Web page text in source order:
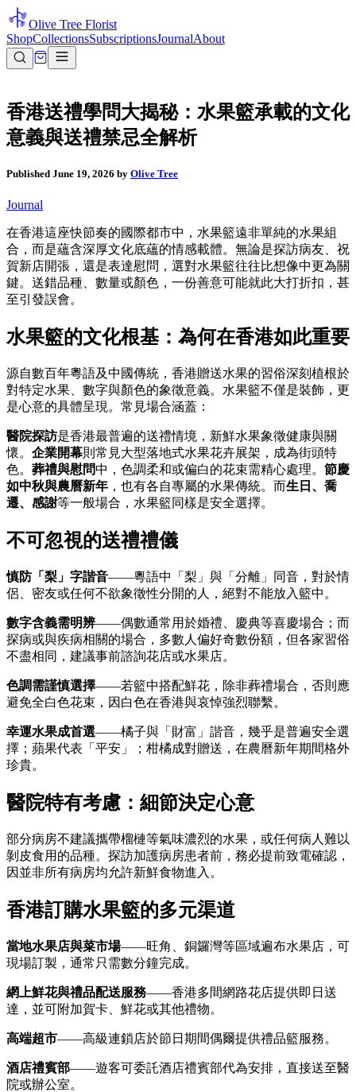
Olive Tree Florist
ShopCollectionsSubscriptionsJournalAbout
香港送禮學問大揭秘：水果籃承載的文化
意義與送禮禁忌全解析
Published June 19, 2026 by Olive Tree
Journal
在香港這座快節奏的國際都市中，水果籃遠非單純的水果組
合，而是蘊含深厚文化底蘊的情感載體。無論是探訪病友、祝
賀新店開張，還是表達慰問，選對水果籃往往比想像中更為關
鍵。送錯品種、數量或顏色，一份善意可能就此大打折扣，甚
至引發誤會。
水果籃的文化根基：為何在香港如此重要
源自數百年粵語及中國傳統，香港贈送水果的習俗深刻植根於
對特定水果、數字與顏色的象徵意義。水果籃不僅是裝飾，更
是心意的具體呈現。常見場合涵蓋：
醫院探訪是香港最普遍的送禮情境，新鮮水果象徵健康與關
懷。 企業開幕則常見大型落地式水果花卉展架，成為街頭特
色。 葬禮與慰問中，色調柔和或偏白的花束需精心處理。 節慶
如中秋與農曆新年 ，也有各自專屬的水果傳統。而生日、喬
遷、感謝等一般場合，水果籃同樣是安全選擇。
不可忽視的送禮禮儀
慎防「梨」字諧音——粵語中「梨」與「分離」同音，對於情
侶、密友或任何不欲象徵性分開的人，絕對不能放入籃中。
數字含義需明辨——偶數通常用於婚禮、慶典等喜慶場合；而
探病或與疾病相關的場合，多數人偏好奇數份額，但各家習俗
不盡相同，建議事前諮詢花店或水果店。
色調需謹慎選擇——若籃中搭配鮮花，除非葬禮場合，否則應
避免全白色花束，因白色在香港與哀悼強烈聯繫。
幸運水果成首選——橘子與「財富」諧音，幾乎是普遍安全選
擇；蘋果代表「平安」；柑橘成對贈送，在農曆新年期間格外
珍貴。
醫院特有考慮：細節決定心意
部分病房不建議攜帶榴槤等氣味濃烈的水果，或任何病人難以
剝皮食用的品種。探訪加護病房患者前，務必提前致電確認，
因並非所有病房均允許新鮮食物進入。
香港訂購水果籃的多元渠道
當地水果店與菜市場——旺角、銅鑼灣等區域遍布水果店，可
現場訂製，通常只需數分鐘完成。
網上鮮花與禮品配送服務——香港多間網路花店提供即日送
達，並可附加賀卡、鮮花或其他禮物。
高端超市——高級連鎖店於節日期間偶爾提供禮品籃服務。
酒店禮賓部——遊客可委託酒店禮賓部代為安排，直接送至醫
院或辦公室。